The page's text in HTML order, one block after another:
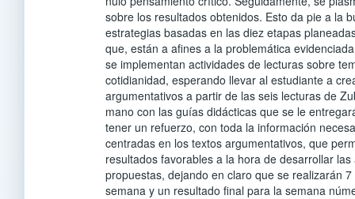
sobre los resultados obtenidos. Esto da pie a la
estrategias basadas en las diez etapas
que, están a afines a la problemática
se implementan actividades de lecturas sobre
cotidianidad, esperando llevar al estudiante a
argumentativos a partir de las seis lecturas de
mano con las guías didácticas que se le
tener un refuerzo, con toda la información
centradas en los textos argumentativos, que
resultados favorables a la hora de desarrollar
propuestas, dejando en claro que se realizarán
semana y un resultado final para la semana